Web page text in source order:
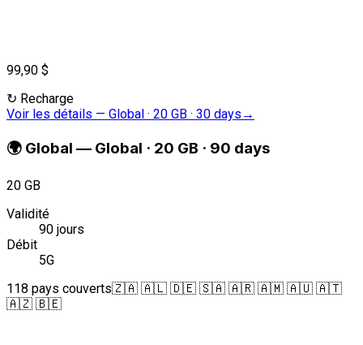
99,90 $
↻ Recharge
Voir les détails — Global · 20 GB · 30 days →
🌍 Global — Global · 20 GB · 90 days
20 GB
Validité
90 jours
Débit
5G
118 pays couverts🇿🇦 🇦🇱 🇩🇪 🇸🇦 🇦🇷 🇦🇲 🇦🇺 🇦🇹
🇦🇿 🇧🇪